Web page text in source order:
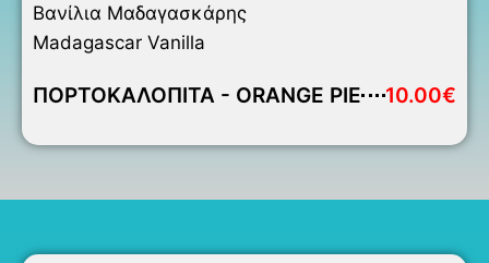
Βανίλια Μαδαγασκάρης
Madagascar Vanilla
ΠΟΡΤΟΚΑΛΟΠΙΤΑ - ORANGE PIE 10.00€